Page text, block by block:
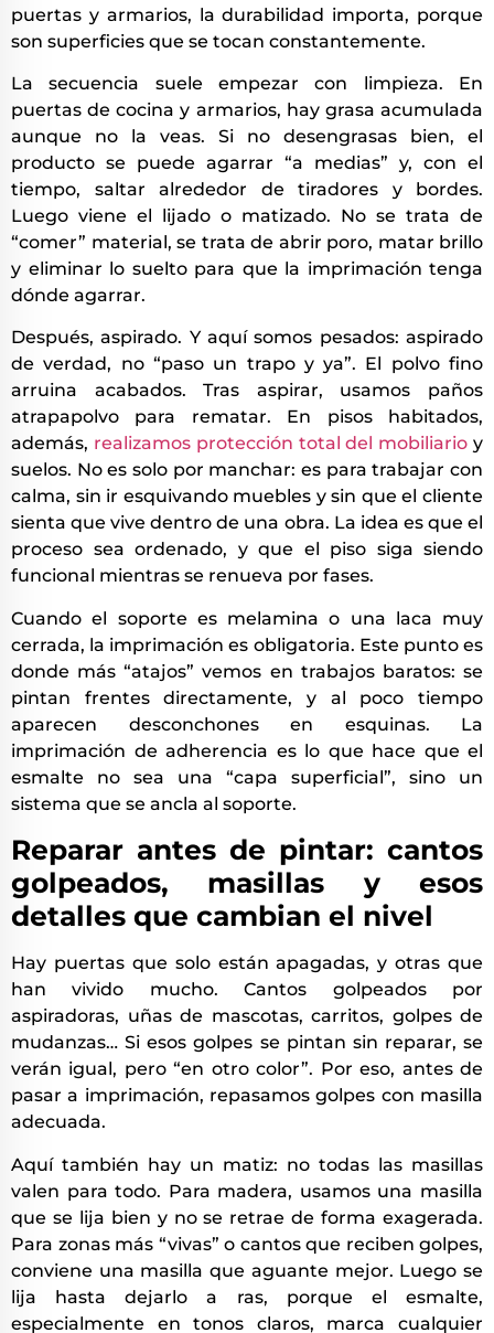
puertas y armarios, la durabilidad importa, porque
son superficies que se tocan constantemente.
La secuencia suele empezar con limpieza. En
puertas de cocina y armarios, hay grasa acumulada
aunque no la veas. Si no desengrasas bien, el
producto se puede agarrar “a medias” y, con el
tiempo, saltar alrededor de tiradores y bordes.
Luego viene el lijado o matizado. No se trata de
“comer” material, se trata de abrir poro, matar brillo
y eliminar lo suelto para que la imprimación tenga
dónde agarrar.
Después, aspirado. Y aquí somos pesados: aspirado
de verdad, no “paso un trapo y ya”. El polvo fino
arruina acabados. Tras aspirar, usamos paños
atrapapolvo para rematar. En pisos habitados,
además, realizamos protección total del mobiliario y
suelos. No es solo por manchar: es para trabajar con
calma, sin ir esquivando muebles y sin que el cliente
sienta que vive dentro de una obra. La idea es que el
proceso sea ordenado, y que el piso siga siendo
funcional mientras se renueva por fases.
Cuando el soporte es melamina o una laca muy
cerrada, la imprimación es obligatoria. Este punto es
donde más “atajos” vemos en trabajos baratos: se
pintan frentes directamente, y al poco tiempo
aparecen desconchones en esquinas. La
imprimación de adherencia es lo que hace que el
esmalte no sea una “capa superficial”, sino un
sistema que se ancla al soporte.
Reparar antes de pintar: cantos
golpeados, masillas y esos
detalles que cambian el nivel
Hay puertas que solo están apagadas, y otras que
han vivido mucho. Cantos golpeados por
aspiradoras, uñas de mascotas, carritos, golpes de
mudanzas… Si esos golpes se pintan sin reparar, se
verán igual, pero “en otro color”. Por eso, antes de
pasar a imprimación, repasamos golpes con masilla
adecuada.
Aquí también hay un matiz: no todas las masillas
valen para todo. Para madera, usamos una masilla
que se lija bien y no se retrae de forma exagerada.
Para zonas más “vivas” o cantos que reciben golpes,
conviene una masilla que aguante mejor. Luego se
lija hasta dejarlo a ras, porque el esmalte,
especialmente en tonos claros, marca cualquier